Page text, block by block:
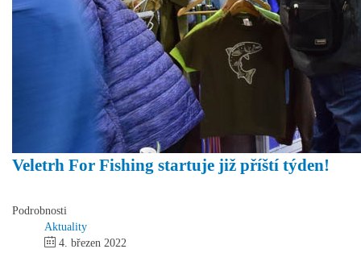
Veletrh For Fishing startuje již příští týden!
Podrobnosti
Aktuality
4. březen 2022